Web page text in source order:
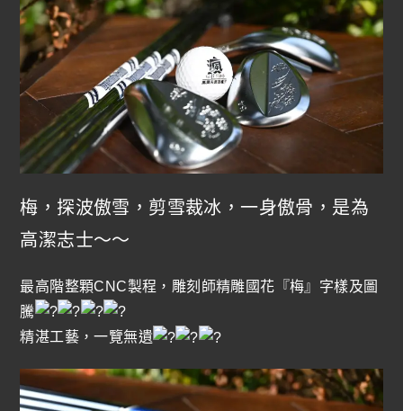
梅，探波傲雪，剪雪裁冰，一身傲骨，是為
高潔志士～～
最高階整顆CNC製程，雕刻師精雕國花『梅』字樣及圖
騰
精湛工藝，一覽無遺